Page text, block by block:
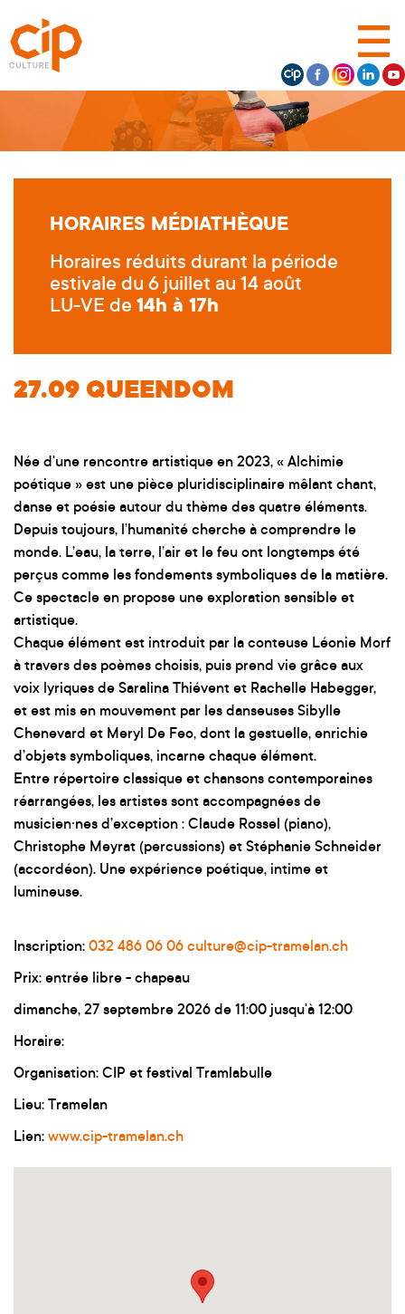
HORAIRES MÉDIATHÈQUE
Horaires réduits durant la période
estivale du 6 juillet au 14 août
LU-VE de 14h à 17h
27.09 QUEENDOM
Née d'une rencontre artistique en 2023, « Alchimie
poétique » est une pièce pluridisciplinaire mêlant chant,
danse et poésie autour du thème des quatre éléments.
Depuis toujours, l’humanité cherche à comprendre le
monde. L’eau, la terre, l’air et le feu ont longtemps été
perçus comme les fondements symboliques de la matière.
Ce spectacle en propose une exploration sensible et
artistique.
Chaque élément est introduit par la conteuse Léonie Morf
à travers des poèmes choisis, puis prend vie grâce aux
voix lyriques de Saralina Thiévent et Rachelle Habegger,
et est mis en mouvement par les danseuses Sibylle
Chenevard et Meryl De Feo, dont la gestuelle, enrichie
d’objets symboliques, incarne chaque élément.
Entre répertoire classique et chansons contemporaines
réarrangées, les artistes sont accompagnées de
musicien·nes d’exception : Claude Rossel (piano),
Christophe Meyrat (percussions) et Stéphanie Schneider
(accordéon). Une expérience poétique, intime et
lumineuse.
Inscription: 032 486 06 06 culture@cip-tramelan.ch
Prix: entrée libre - chapeau
dimanche, 27 septembre 2026 de 11:00 jusqu'à 12:00
Horaire:
Organisation: CIP et festival Tramlabulle
Lieu: Tramelan
Lien: www.cip-tramelan.ch